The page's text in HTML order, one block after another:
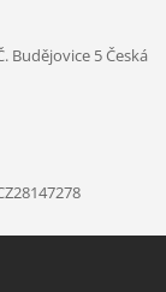
Budějovice 5Česká